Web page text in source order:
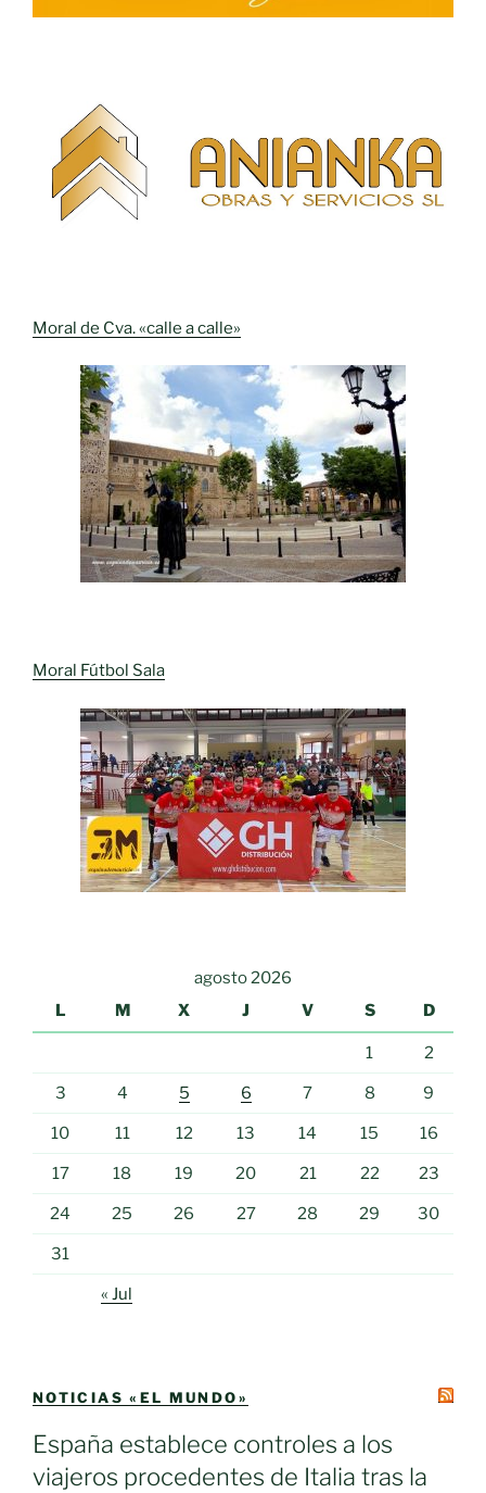
Moral de Cva. «calle a calle»
Moral Fútbol Sala
agosto 2026
L
M X J V S D
1 2
3 4 5 6 7 8 9
10 11 12 13 14 15 16
17 18 19 20 21 22 23
24 25 26 27 28 29 30
31
« Jul
NOTICIAS «EL MUNDO»
España establece controles a los
viajeros procedentes de Italia tras la